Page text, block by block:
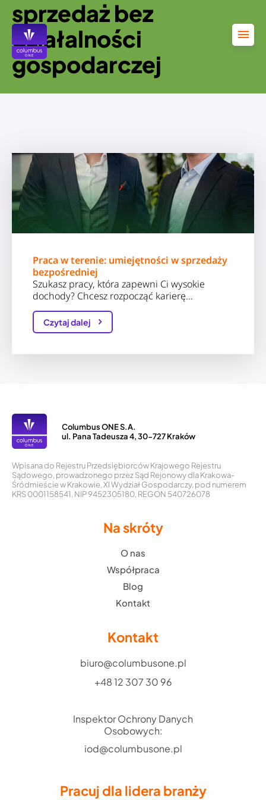
treści
sprzedaż bez
działalności
gospodarczej
Praca w terenie: umiejętności w sprzedaży
bezpośredniej
Szukasz pracy, która zapewni Ci wysokie
dochody? Chcesz rozpocząć karierę…
Czytaj dalej
Columbus ONE S.A.
ul. Pana Tadeusza 4, 30-727 Kraków
Wpisana do Rejestru Przedsiębiorców Krajowego Rejestru
Sądowego, prowadzonego przez Sąd Rejonowy dla Krakowa-
Śródmieście w Krakowie, XI Wydział Gospodarczy, pod numerem
KRS 0001158541, NIP 9452305180, REGON 540726078
Na skróty
O nas
Współpraca
Blog
Kontakt
Kontakt
biuro@columbusone.pl
+48 12 307 30 96
Inspektor Ochrony Danych
Osobowych:
iod@columbusone.pl
Pracuj dla lidera branży